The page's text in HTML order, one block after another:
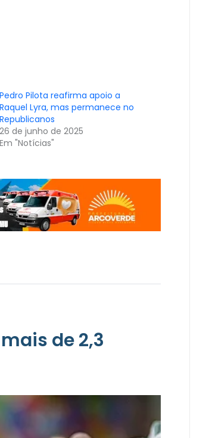
Pedro Pilota reafirma apoio a
Raquel Lyra, mas permanece no
Republicanos
26 de junho de 2025
Em "Notícias"
de 2,3